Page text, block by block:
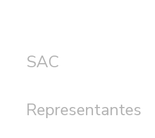
SAC
Representantes